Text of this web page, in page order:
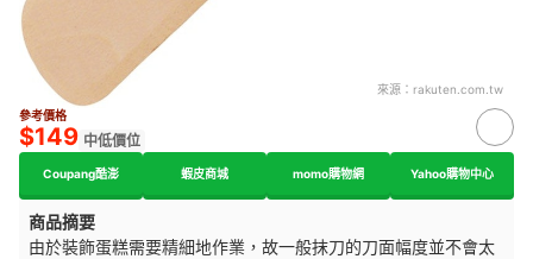
來源： rakuten.com.tw
參考價格
$149 中低價位
Coupang酷澎 蝦皮商城 momo購物網 Yahoo購物中心
商品摘要
由於裝飾蛋糕需要精細地作業，故一般抹刀的刀面幅度並不會太